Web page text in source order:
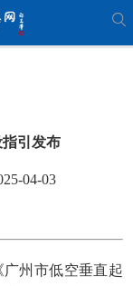
引发布
04-03
州市低空垂直起